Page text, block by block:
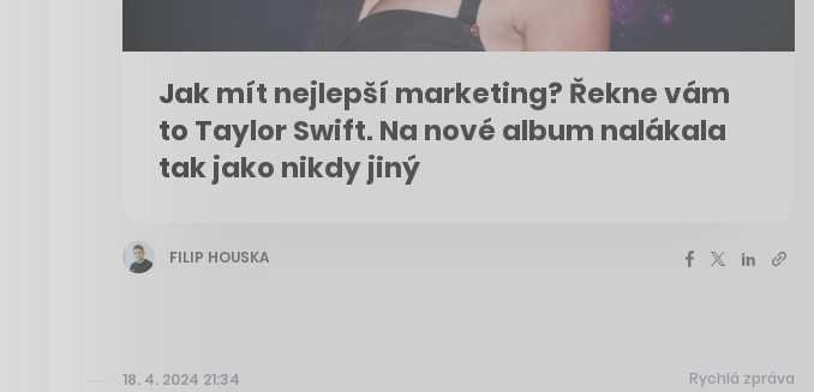
Jak mít nejlepší marketing? Řekne vám
to Taylor Swift. Na nové album nalákala
tak jako nikdy jiný
FILIP HOUSKA
18. 4. 2024 21:34 Rychlá zpráva